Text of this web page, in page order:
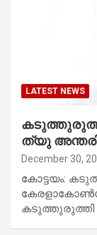
LATEST NEWS
ത്യു
December 30,
കോ​ട്ട​യം:
കടുത്തുരുത്തി